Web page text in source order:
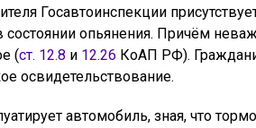
Госавтоинспекции
состоянии опьянения. Причём
(ст. 12.8 и 12.26 КоАП РФ).
освидетельствование.
автомобиль, зная, что